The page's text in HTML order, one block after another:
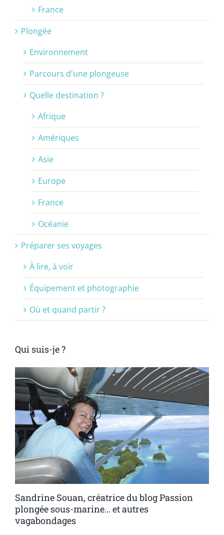
France
Plongée
Environnement
Parcours d'une plongeuse
Quelle destination ?
Afrique
Amériques
Asie
Europe
France
Océanie
Préparer ses voyages
À lire, à voir
Équipement et photographie
Où et quand partir ?
Qui suis-je ?
Sandrine Souan, créatrice du blog Passion
plongée sous-marine… et autres
vagabondages